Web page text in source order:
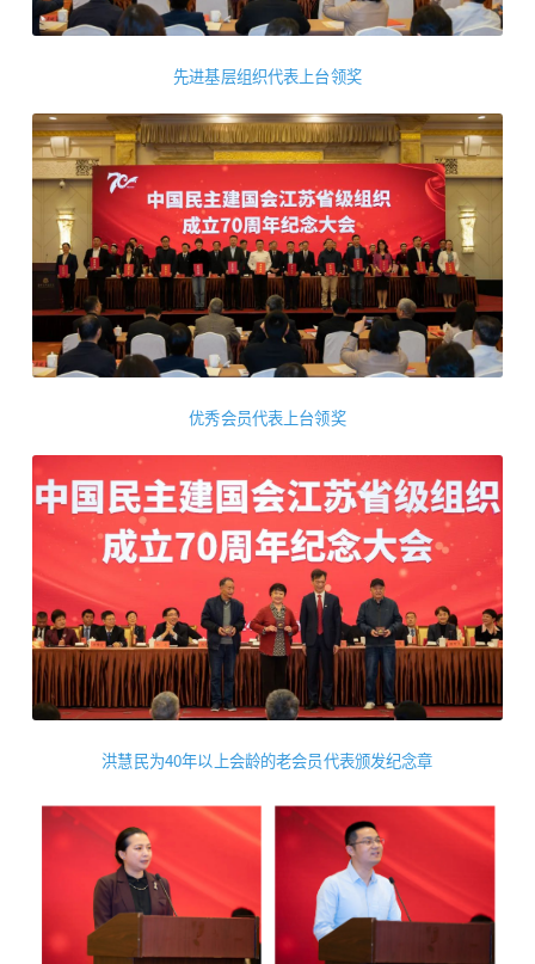
先进基层组织代表上台领奖
优秀会员代表上台领奖
洪慧民为40年以上会龄的老会员代表颁发纪念章